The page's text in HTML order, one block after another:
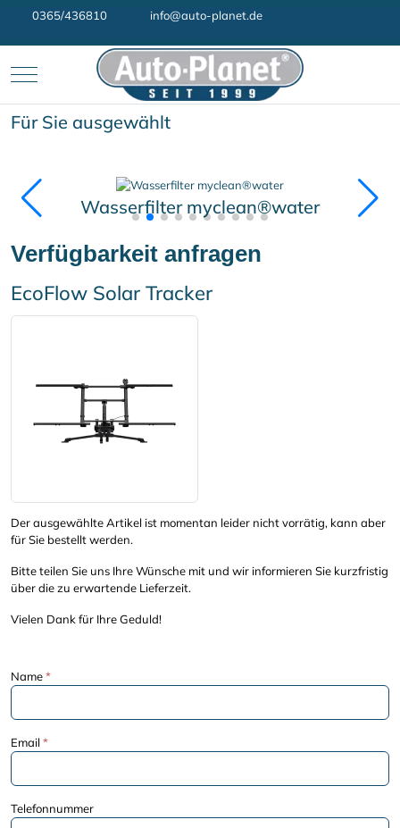
0365/436810 info@auto-planet.de
Mobile Menu Toggle
Für Sie ausgewählt
Wasserfilter myclean®water
Verfügbarkeit anfragen
EcoFlow Solar Tracker
Der ausgewählte Artikel ist momentan leider nicht vorrätig, kann aber
für Sie bestellt werden.
Bitte teilen Sie uns Ihre Wünsche mit und wir informieren Sie kurzfristig
über die zu erwartende Lieferzeit.
Vielen Dank für Ihre Geduld!
Name*
Email *
Telefonnummer